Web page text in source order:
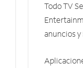
Todo TV
anuncios